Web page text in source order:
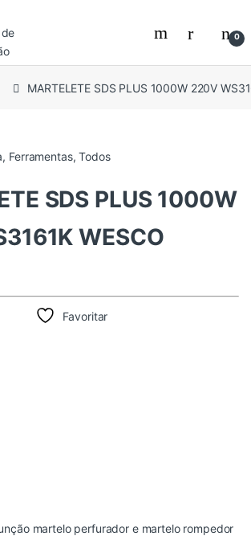
0
MARTELETE SDS PLUS 1000W 220V
, Ferramentas,Todos
SDS PLUS 1000W
WESCO
Favoritar
martelo perfurador e martelo rompedor